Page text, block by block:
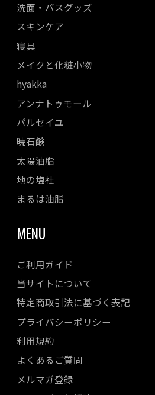
洗面・バスグッズ
スキンケア
寝具
メイクと化粧小物
hyakka
アンナトゥモール
パルセイユ
暁石鹸
太陽油脂
地の塩社
まるは油脂
MENU
ご利用ガイド
当サイトについて
特定商取引法に基づく表記
プライバシーポリシー
利用規約
よくあるご質問
メルマガ登録